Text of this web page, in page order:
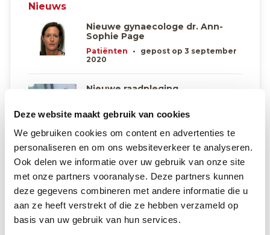
Deze website maakt gebruik van cookies
We gebruiken cookies om content en advertenties te
personaliseren en om ons websiteverkeer te analyseren.
Ook delen we informatie over uw gebruik van onze site
met onze partners vooranalyse. Deze partners kunnen
deze gegevens combineren met andere informatie die u
aan ze heeft verstrekt of die ze hebben verzameld op
basis van uw gebruik van hun services.
Nieuws
Nieuwe gynaecologe dr. Ann-
Sophie Page
Patiënten •
gepost op 3 september
2020
Nieuwe raadpleging
Vanaf donderdag 18 april zal mevrouw
Anja Marchal de raadpleging
Werkondersteuning in MCH Wezembeek-
gepost op 17 mei 2022
Uitbreiding raadpleging urologie
in MCH Wezembeek-Oppem
Bij de start van de maand april mogen we